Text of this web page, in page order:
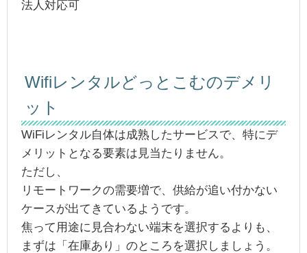
法人対応可
Wifiレンタルどっとこむのデメリ
ット
WiFiレンタル自体は成熟したサービスで、特にデ
メリットとなる要素は見当たりません。
ただし、
リモートワークの需要増で、供給が追い付かない
ケースが出てきているようです。
焦って用途に見合わない端末を選択するよりも、
まずは「在庫あり」のところを選択しましょう。